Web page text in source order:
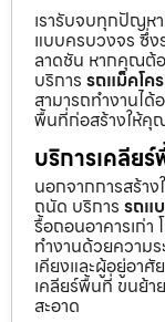
เรารับจบทุกปัญห
แบบครบวงจร ซึ่
ลาดชัน หากคุณต้อ
บริการ รถแม็คโค
สามารถทำงานได้
พื้นที่ก่อสร้างให้คุ
บริการเคลีย
นอกจากการสร้าง
ถนัด บริการ รถแ
รื้อถอนอาคารเก่า
ทำงานด้วยความร
เคียงและผู้อยู่อา
เคลียร์พื้นที่ ขนย้า
สะอาด